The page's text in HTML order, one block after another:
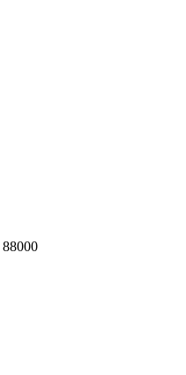
88000